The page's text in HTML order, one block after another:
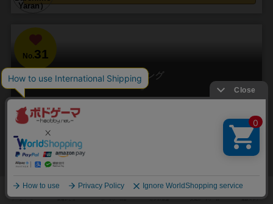
No.31
バッティング
Xing
2～6人 14件
他の人と被らないようになるべく多くの宝石を集めるボードゲーム。
袋の中の宝石がなくなった回が終了した時に、獲得した得点が一番高